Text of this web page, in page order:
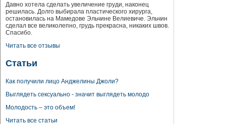
Давно хотела сделать увеличение груди, наконец
решилась. Долго выбирала пластического хирурга,
остановилась на Мамедове Эльчине Велиевиче. Эльчин
сделал все великолепно, грудь прекрасна, никаких швов.
Спасибо.
Читать все отзывы
Статьи
Как получили лицо Анджелины Джоли?
Выглядеть сексуально - значит выглядеть молодо
Молодость – это объем!
Читать все статьи